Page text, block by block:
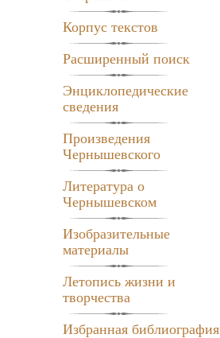
Корпус текстов
Расширенный поиск
Энциклопедические
сведения
Произведения
Чернышевского
Литература о
Чернышевском
Изобразительные
материалы
Летопись жизни и
творчества
Избранная библиография